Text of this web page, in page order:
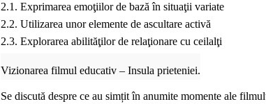
2.1. Exprimarea emoţiilor de bază în situaţii variate
2.2. Utilizarea unor elemente de ascultare activă
2.3. Explorarea abilităţilor de relaţionare cu ceilalţi
Vizionarea filmul educativ – Insula prieteniei.
Se discută despre ce au simțit în anumite momente ale